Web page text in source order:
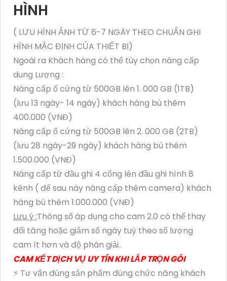
HÌNH
( LƯU HÌNH ẢNH TỪ 6-7 NGÀY THEO CHUẨN GHI
HÌNH MẶC ĐỊNH CỦA THIẾT BỊ)
Ngoài ra Khách hàng có thể tùy chọn nâng cấp
dung Lượng :
Nâng cấp ổ cứng từ 500GB lên 1. 000 GB (1TB)
(lưu 13 ngày- 14 ngày) khách hàng bù thêm
400.000 (VNĐ)
Nâng cấp ổ cứng từ 500GB lên 2. 000 GB (2TB)
(lưu 28 ngày-29 ngày) khách hàng bù thêm
1.500.000 (VNĐ)
Nâng cấp từ đầu ghi 4 cổng lên đầu ghi hình 8
kênh ( để sau này nâng cấp thêm camera) khách
hàng bù thêm 1.000.000 (VNĐ)
Lưu ý :Thông số áp dụng cho cam 2.0 có thể thay
đổi tăng hoặc giảm số ngày tuỳ theo số lượng
cam ít hơn và độ phân giải..
CAM KẾT DỊCH VỤ UY TÍN KHI LẮP TRỌN GÓI
⚡ Tư vấn đúng sản phẩm đúng chức năng khách